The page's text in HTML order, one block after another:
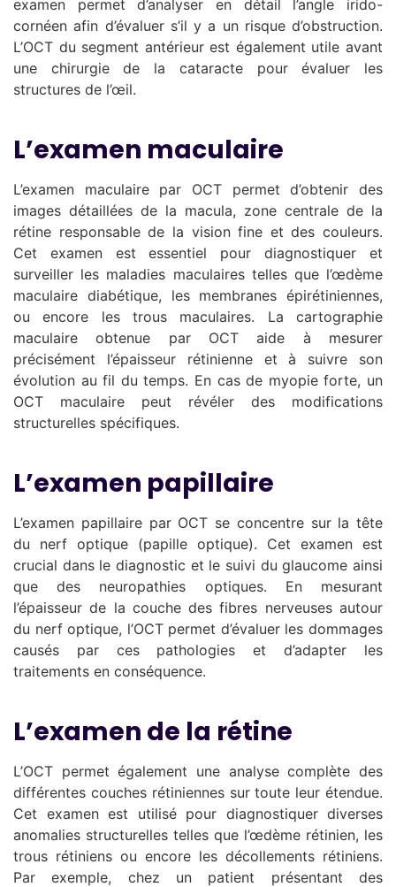
examen permet d’analyser en détail l’angle irido-
cornéen afin d’évaluer s’il y a un risque d’obstruction.
L’OCT du segment antérieur est également utile avant
une chirurgie de la cataracte pour évaluer les
structures de l’œil.
L’examen maculaire
L’examen maculaire par OCT permet d’obtenir des
images détaillées de la macula, zone centrale de la
rétine responsable de la vision fine et des couleurs.
Cet examen est essentiel pour diagnostiquer et
surveiller les maladies maculaires telles que l’œdème
maculaire diabétique, les membranes épirétiniennes,
ou encore les trous maculaires. La cartographie
maculaire obtenue par OCT aide à mesurer
précisément l’épaisseur rétinienne et à suivre son
évolution au fil du temps. En cas de myopie forte, un
OCT maculaire peut révéler des modifications
structurelles spécifiques.
L’examen papillaire
L’examen papillaire par OCT se concentre sur la tête
du nerf optique (papille optique). Cet examen est
crucial dans le diagnostic et le suivi du glaucome ainsi
que des neuropathies optiques. En mesurant
l’épaisseur de la couche des fibres nerveuses autour
du nerf optique, l’OCT permet d’évaluer les dommages
causés par ces pathologies et d’adapter les
traitements en conséquence.
L’examen de la rétine
L’OCT permet également une analyse complète des
différentes couches rétiniennes sur toute leur étendue.
Cet examen est utilisé pour diagnostiquer diverses
anomalies structurelles telles que l’œdème rétinien, les
trous rétiniens ou encore les décollements rétiniens.
Par exemple, chez un patient présentant des